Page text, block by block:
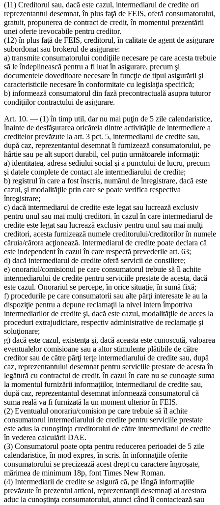
(11) Creditorul sau, dacă este cazul, intermediarul de credite ori
reprezentantul desemnat, în plus faţă de FEIS, oferă consumatorului,
gratuit, propunerea de contract de credit, în momentul prezentării
unei oferte irevocabile pentru creditor.
(12) în plus faţă de FEIS, creditorul, în calitate de agent de asigurare
subordonat sau brokerul de asigurare:
a) transmite consumatorului condiţiile necesare pe care acesta trebuie
să le îndeplinească pentru a fi luat în asigurare, precum şi
documentele doveditoare necesare în funcţie de tipul asigurării şi
caracteristicile necesare în conformitate cu legislaţia specifică;
b) informează consumatorul din fază precontractuală asupra tuturor
condiţiilor contractului de asigurare.
Art. 10. — (1) în timp util, dar nu mai puţin de 5 zile calendaristice,
înainte de desfăşurarea oricăreia dintre activităţile de intermediere a
creditelor prevăzute la art. 3 pct. 5, intermediarul de credite sau,
după caz, reprezentantul desemnat îi furnizează consumatorului, pe
hârtie sau pe alt suport durabil, cel puţin următoarele informaţii:
a) identitatea, adresa sediului social şi a punctului de lucru, precum
şi datele complete de contact ale intermediarului de credite;
b) registrul în care a fost înscris, numărul de înregistrare, dacă este
cazul, şi modalităţile prin care se poate verifica respectiva
înregistrare;
c) dacă intermediarul de credite este legat sau lucrează exclusiv
pentru unul sau mai mulţi creditori. în cazul în care intermediarul de
credite este legat sau lucrează exclusiv pentru unul sau mai mulţi
creditori, acesta furnizează numele creditorului/creditorilor în numele
căruia/cărora acţionează. Intermediarul de credite poate declara că
este independent în cazul în care respectă prevederile art. 63;
d) dacă intermediarul de credite oferă servicii de consiliere;
e) onorariul/comisionul pe care consumatorul trebuie să îl achite
intermediarului de credite pentru serviciile prestate de acesta, dacă
este cazul. Onorariul se percepe, în orice situaţie, în sumă fixă;
f) procedurile pe care consumatorii sau alte părţi interesate le au la
dispoziţie pentru a depune reclamaţii la nivel intern împotriva
intermediarilor de credite şi, dacă este cazul, modalităţile de acces la
proceduri extrajudiciare, respectiv administrative de reclamaţie şi
soluţionare;
g) dacă este cazul, existenţa şi, dacă aceasta este cunoscută, valoarea
eventualelor comisioane sau a altor stimulente plătibile de către
creditor sau de către părţi terţe intermediarului de credite sau, după
caz, reprezentantului desemnat pentru serviciile prestate de acesta în
legătură cu contractul de credit. în cazul în care nu se cunoaşte suma
la momentul furnizării informaţiilor, intermediarul de credite sau,
după caz, reprezentantul desemnat informează consumatorul că
suma reală va fi furnizată la un moment ulterior în FEIS.
(2) Eventualul onorariu/comision pe care trebuie să îl achite
consumatorul intermediarului de credite pentru serviciile prestate
este adus la cunoştinţa creditorului de către intermediarul de credite
în vederea calculării DAE.
(3) Consumatorul poate opta pentru reducerea perioadei de 5 zile
calendaristice, în mod expres, în scris. în informaţiile oferite
consumatorului se precizează acest drept cu caractere îngroşate,
mărimea de minimum 18p, font Times New Roman.
(4) Intermediarii de credite se asigură că, pe lângă informaţiile
prevăzute în prezentul articol, reprezentanţii desemnaţi ai acestora
aduc la cunoştinţa consumatorului, atunci când îl contactează sau